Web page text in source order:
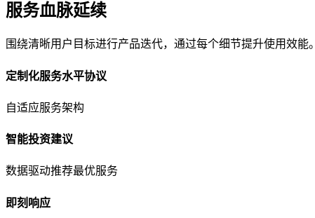
服务血脉延续
围绕清晰用户目标进行产品迭代，通过每个细节提升使用效能。
定制化服务水平协议
自适应服务架构
智能投资建议
数据驱动推荐最优服务
即刻响应